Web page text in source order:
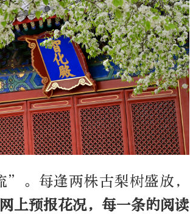
。每逢两株古梨树盛放，
上预报花况，每一条的阅读